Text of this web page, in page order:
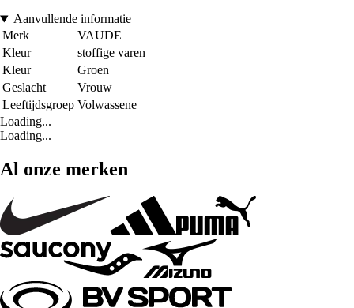
Aanvullende informatie
Merk
VAUDE
Kleur
stoffige varen
Kleur
Groen
Geslacht
Vrouw
Leeftijdsgroep Volwassene
Loading...
Loading...
Al onze merken